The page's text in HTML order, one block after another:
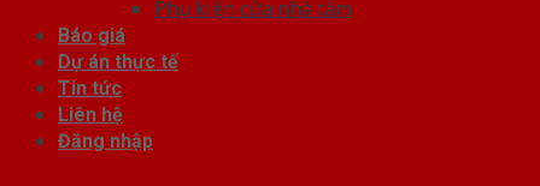
Phụ kiện cửa nhà tắm
Báo giá
Dự án thực tế
Tin tức
Liên hệ
Đăng nhập